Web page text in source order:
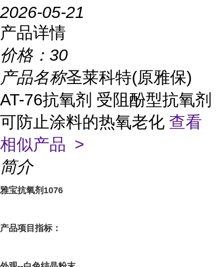
2026-05-21
产品详情
价格： 30
产品名称圣莱科特(原雅保)
AT-76抗氧剂 受阻酚型抗氧剂
可防止涂料的热氧老化 查看
相似产品 >
简介
雅宝抗氧剂1076
产品项目指标：